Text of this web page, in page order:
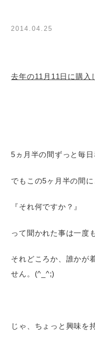
2014.04.25
去年の11月11日に購入
5ヵ月半の間ずっと毎
でもこの5ヶ月半の間に
『それ何ですか？』
って聞かれた事は一度
それどころか、誰かが
せん。(^_^;)
じゃ、ちょっと興味を